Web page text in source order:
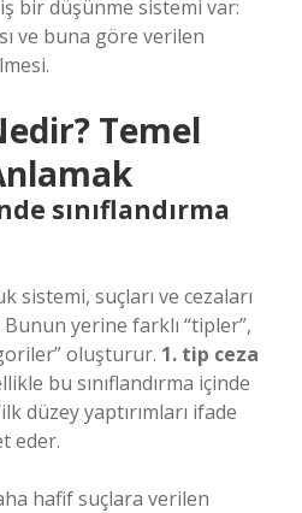
bir düşünme sistemi var:
ve buna göre verilen
Temel
sınıflandırma
sistemi, suçları ve cezaları
yerine farklı “tipler”,
oluşturur. 1. tip ceza
bu sınıflandırma içinde
düzey yaptırımları ifade
eder.
hafif suçlara verilen